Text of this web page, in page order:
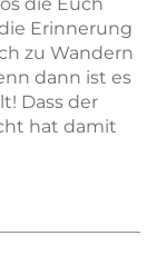
Erinnerung
zu Wandern
dann ist es
Dass der
hat damit